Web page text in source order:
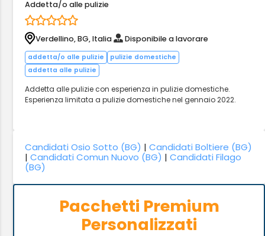
Addetta/o alle pulizie
Verdellino, BG, Italia Disponibile a lavorare
addetta/o alle pulizie
pulizie domestiche
addetta alle pulizie
Addetta alle pulizie con esperienza in pulizie domestiche.
Esperienza limitata a pulizie domestiche nel gennaio 2022.
Candidati Osio Sotto (BG) |Candidati Boltiere (BG)
|Candidati Comun Nuovo (BG) |Candidati Filago
(BG)
Pacchetti Premium
Personalizzati